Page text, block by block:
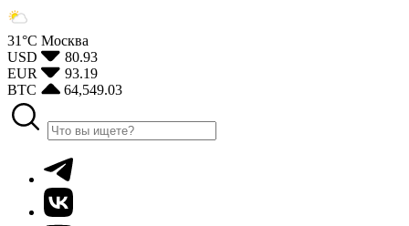
31°С Москва
USD
80.93
EUR
93.19
BTC
64,549.03